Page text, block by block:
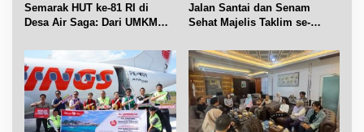
Semarak HUT ke-81 RI di
Desa Air Saga: Dari UMKM
Jalan Santai dan Senam
Sehat Majelis Taklim se-